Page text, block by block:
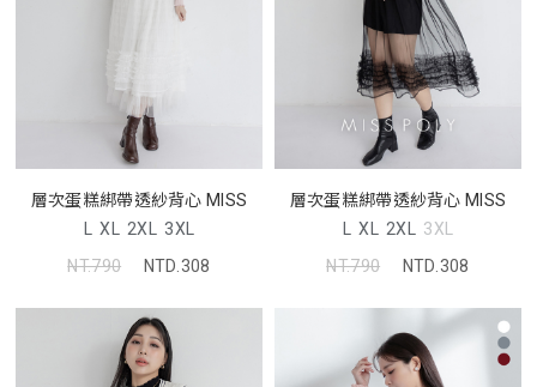
層次蛋糕綁帶透紗背心 MISS
L XL 2XL 3XL
NT.790
NTD.308
層次蛋糕綁帶透紗背心 MISS
L XL 2XL 3XL
NT.790
NTD.308